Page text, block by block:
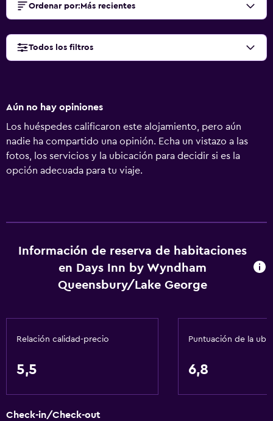
Ordenar por: Más recientes
Todos los filtros
Aún no hay opiniones
Los huéspedes calificaron este alojamiento, pero aún
nadie ha compartido una opinión. Echa un vistazo a las
fotos, los servicios y la ubicación para decidir si es la
opción adecuada para tu viaje.
Información de reserva de habitaciones
en Days Inn by Wyndham
Queensbury/Lake George
Relación calidad-precio
5,5
Puntuación de la
6,8
Check-in/Check-out